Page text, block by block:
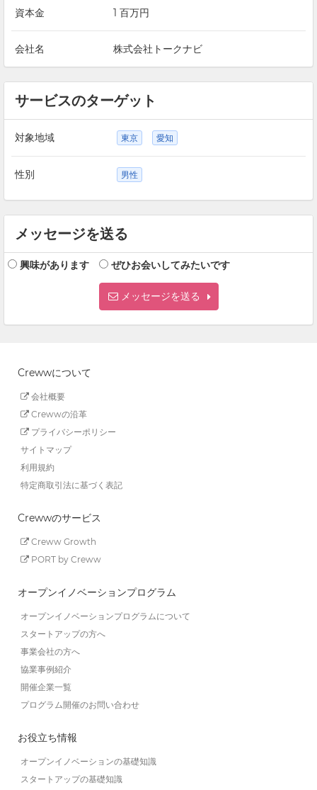
資本金 1 百万円
会社名 株式会社トークナビ
サービスのターゲット
対象地域 東京 愛知
性別 男性
メッセージを送る
興味があります ぜひお会いしてみたいです
メッセージを送る
Crewwについて
会社概要
Crewwの沿革
プライバシーポリシー
サイトマップ
利用規約
特定商取引法に基づく表記
Crewwのサービス
Creww Growth
PORT by Creww
オープンイノベーションプログラム
オープンイノベーションプログラムについて
スタートアップの方へ
事業会社の方へ
協業事例紹介
開催企業一覧
プログラム開催のお問い合わせ
お役立ち情報
オープンイノベーションの基礎知識
スタートアップの基礎知識